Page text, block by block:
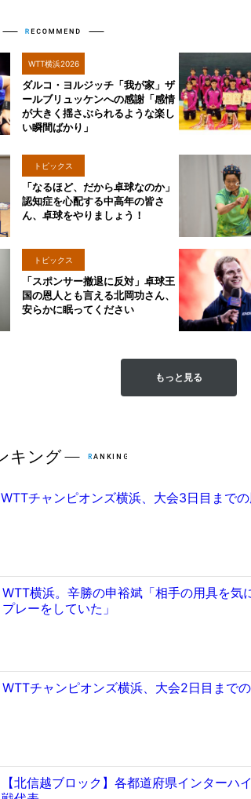
WTT横浜2026
ダルコ・ヨルジッチ「我が家」ザ
ールブリュッケンへの感謝「感情
が大きく揺さぶられるような楽し
い瞬間ばかり」
トピックス
「なるほど、だから卓球なのか」
認知症を心配する中高年の皆さ
ん、卓球をやりましょう！
トピックス
「スポンサー撤退に反対」卓球王
国の恩人とも言える北岡功さん、
安らかに眠ってください
もっと見る
WTTチャンピオンズ横浜、大会3日目までの
WTT横浜。辛勝の申裕斌「相手の用具を気
プレーをしていた」
WTTチャンピオンズ横浜、大会2日目まで
【北信越ブロック】各都道府県インターハ